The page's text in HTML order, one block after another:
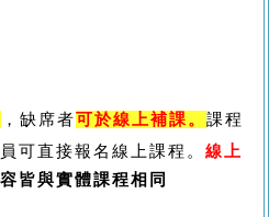
，缺席者可於線上補課。 課程
可直接報名線上課程。 線上
皆與實體課程相同